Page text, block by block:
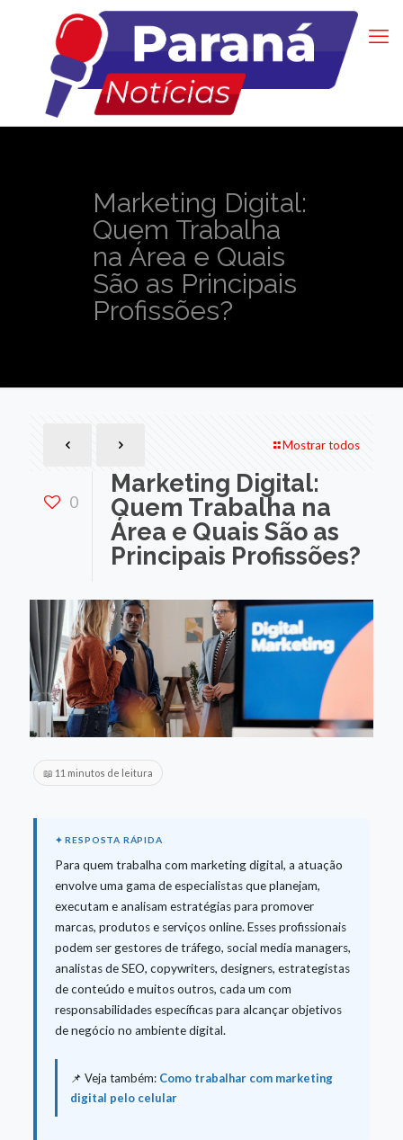
Marketing Digital:
Quem Trabalha
na Área e Quais
São as Principais
Profissões?
Mostrar todos
0
Marketing Digital:
Quem Trabalha na
Área e Quais São as
Principais Profissões?
📖 11 minutos de leitura
Para quem trabalha com marketing digital, a atuação
envolve uma gama de especialistas que planejam,
executam e analisam estratégias para promover
marcas, produtos e serviços online. Esses profissionais
podem ser gestores de tráfego, social media managers,
analistas de SEO, copywriters, designers, estrategistas
de conteúdo e muitos outros, cada um com
responsabilidades específicas para alcançar objetivos
de negócio no ambiente digital.
📌 Veja também: Como trabalhar com marketing
digital pelo celular